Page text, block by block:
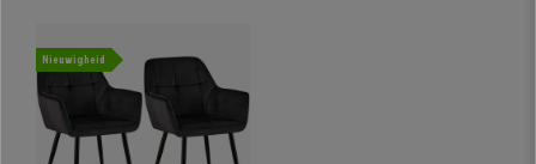
Nieuwigheid